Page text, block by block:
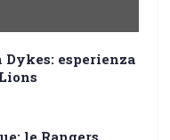
esperienza
le Rangers